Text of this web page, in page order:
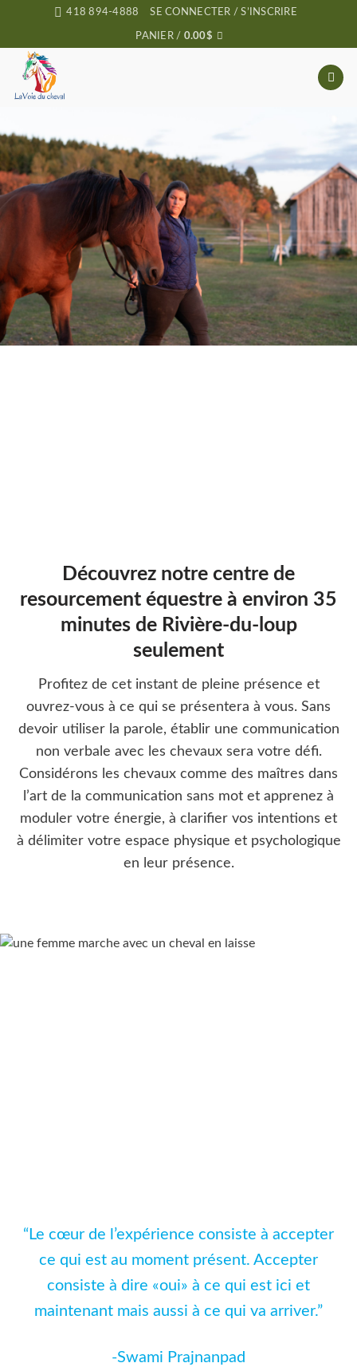
contenu
418 894-4888 SE CONNECTER / S’INSCRIRE
PANIER / 0.00$
Découvrez notre centre de
resourcement équestre à environ 35
minutes de Rivière-du-loup
seulement
Profitez de cet instant de pleine présence et
ouvrez-vous à ce qui se présentera à vous. Sans
devoir utiliser la parole, établir une communication
non verbale avec les chevaux sera votre défi.
Considérons les chevaux comme des maîtres dans
l’art de la communication sans mot et apprenez à
moduler votre énergie, à clarifier vos intentions et
à délimiter votre espace physique et psychologique
en leur présence.
“Le cœur de l’expérience consiste à accepter
ce qui est au moment présent. Accepter
consiste à dire «oui» à ce qui est ici et
maintenant mais aussi à ce qui va arriver.”
-Swami Prajnanpad